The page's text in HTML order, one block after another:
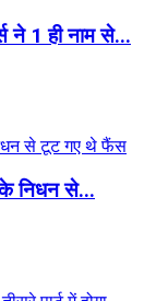
ने 1 ही नाम से...
के निधन से...